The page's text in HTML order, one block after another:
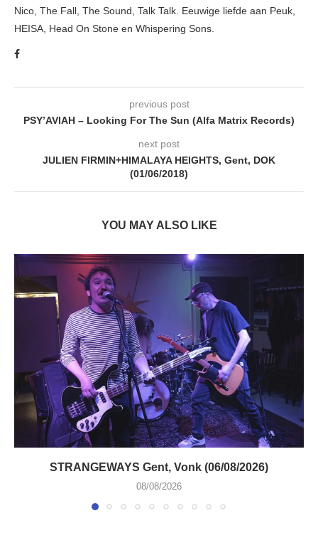
Nico, The Fall, The Sound, Talk Talk. Eeuwige liefde aan Peuk,
HEISA, Head On Stone en Whispering Sons.
previous post
PSY’AVIAH – Looking For The Sun (Alfa Matrix Records)
next post
JULIEN FIRMIN+HIMALAYA HEIGHTS, Gent, DOK
(01/06/2018)
YOU MAY ALSO LIKE
STRANGEWAYS Gent, Vonk (06/08/2026)
08/08/2026